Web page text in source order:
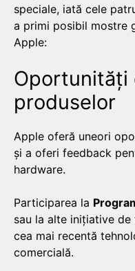
speciale, iată cele
a primi posibil mostre
Apple:
Oportunități
produselor
Apple oferă uneori
și a oferi feedback
hardware.
Participarea la
sau la alte inițiative
cea mai recentă
comercială.